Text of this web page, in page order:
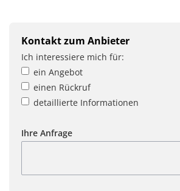
Kontakt zum Anbieter
Ich interessiere mich für:
ein Angebot
einen Rückruf
detaillierte Informationen
Ihre Anfrage